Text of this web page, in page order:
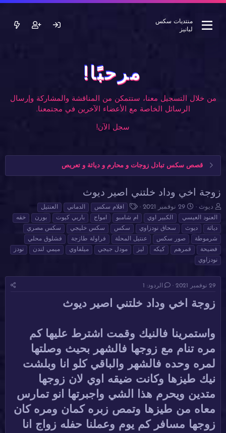
منتديات سكس
لبانيز
مرحبًا!
من خلال التسجيل معنا، ستتمكن من المناقشة والمشاركة وإرسال
الرسائل الخاصة مع الأعضاء الآخرين في مجتمعنا.
سجل الآن!
قصص سكس تبادل زوجات و محارم و دياثة و تعريص
زوجة اخي وداد خلتني اصير ديوث
ب
ا
د
ئ
ا
ل
م
و
ديوث
ت
ا
ر
ي
خ
ا
ء
29 نوفمبر 2021
ل
و
س
و
م
افلام سكس الدماني
العنتيل
العنود العيسي
الكبير اوي ام شامبو امواج باربي كيوت بورن
خقه
دياثة
ديوث سحاق نودزاوي سكس سكس خليجي
سكس مصري
شرموطة
صور سكس عنتيل المحلة فراولة طازجة
فشلوق محلي
فضيحة
قمرهم كيكه ليز مودل جيجي ميلفاوي ميمي لندن
نودز
نودزاوي
29 نوفمبر 2021 الردود: 1
زوجة اخي وداد خلتني اصير ديوث
واستمرينا فالنيك وقمت اشترط عليها كم
مره تنام مع زوجها فالشهر بحيث وصلتها
لمره وحده فالشهر والباقي كلو انا وبلشت
نيك طيزها وكانت ضيقه اوي لان زوجها
متدين ويحرم هذا الشي واجبرتها انو تمارس
معاه من طيزها وتمص زبره كمان ومره كان
زوجها مسافر كم يوم وعملنا حفله زواج انا